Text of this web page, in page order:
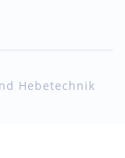
Hebetechnik